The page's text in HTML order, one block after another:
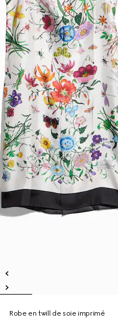
Robe en twill de soie imprimé